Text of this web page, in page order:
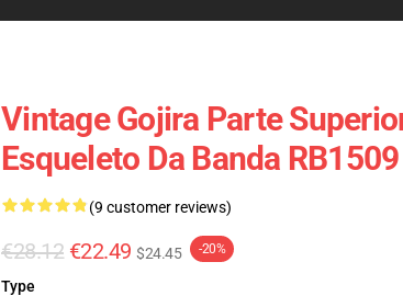
Vintage Gojira Parte
Esqueleto Da Banda RB1509
(9 customer reviews)
€28.12 €22.49 $24.45 -20%
Type